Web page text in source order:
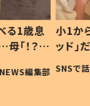
歳息
？」
編集部
小1から不
ッド」だ
作り続け
#令和の子
SNSで話題